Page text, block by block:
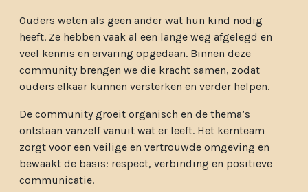
Ouders weten als geen ander wat hun kind nodig
heeft. Ze hebben vaak al een lange weg afgelegd en
veel kennis en ervaring opgedaan. Binnen deze
community brengen we die kracht samen, zodat
ouders elkaar kunnen versterken en verder helpen.
De community groeit organisch en de thema’s
ontstaan vanzelf vanuit wat er leeft. Het kernteam
zorgt voor een veilige en vertrouwde omgeving en
bewaakt de basis: respect, verbinding en positieve
communicatie.